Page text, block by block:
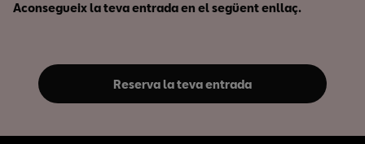
Aconsegueix la teva entrada en el següent enllaç.
Reserva la teva entrada